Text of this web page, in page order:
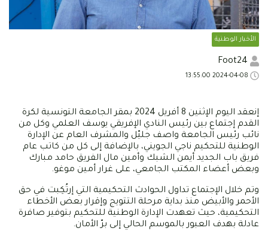
الأخبار الوطنية
إنعقد اليوم الإثنين 8 أفريل 2024 بمقر الجامعة التونسية لكرة
القدم إجتماع بين رئيس النادي الإفريقي يوسف العلمي وكل من
نائب رئيس الجامعة واصف جليّل والمشرف العام عن الإدارة
الوطنية للتحكيم ناجي الجويني، بالإضافة إلى كل من كاتب عام
فريق باب الجديد أيمن الشبك وأمين مال الفريق حامد مبارك
وبعض أعضاء المكتب الجامعي، على غرار أمين موغو.
وتم خلال الإجتماع تداول الحوادث التحكيمية التي إرتُكِبت في حق
الأحمر والأبيض منذ بداية مرحلة التتويج وإقرار بعض الأخطاء
التحكيمية، حيث تعهدت الإدارة الوطنية للتحكيم بتوفير صافرة
عادلة بهدف العبور بالموسم الحالي إلى برّ الأمان.